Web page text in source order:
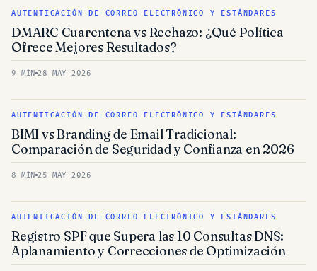
AUTENTICACIÓN DE CORREO ELECTRÓNICO Y ESTÁNDARES
DMARC Cuarentena vs Rechazo: ¿Qué Política
Ofrece Mejores Resultados?
9 MÍN 28 MAY 2026
AUTENTICACIÓN DE CORREO ELECTRÓNICO Y ESTÁNDARES
BIMI vs Branding de Email Tradicional:
Comparación de Seguridad y Confianza en 2026
8 MÍN 25 MAY 2026
AUTENTICACIÓN DE CORREO ELECTRÓNICO Y ESTÁNDARES
Registro SPF que Supera las 10 Consultas DNS:
Aplanamiento y Correcciones de Optimización